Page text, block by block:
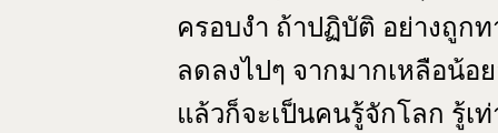
ครอบงำ ถ้าปฏิบัติ อย่างถูก
ลดลงไปๆ จากมากเหลือน้อ
แล้วก็จะเป็นคนรู้จักโลก รู้เ